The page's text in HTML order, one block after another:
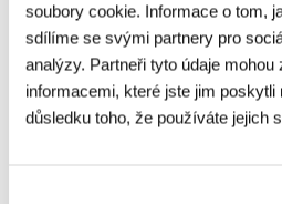
soubory cookie. Informace o tom,
sdílíme se svými partnery pro
analýzy. Partneři tyto údaje
informacemi, které jste jim
důsledku toho, že používáte jejich
Debutant Manoël Dupont
dvěma muži, které spojí
transplantací vlasů do
nasnímaný snímekPřed a po
půdorysu neustále osciluje